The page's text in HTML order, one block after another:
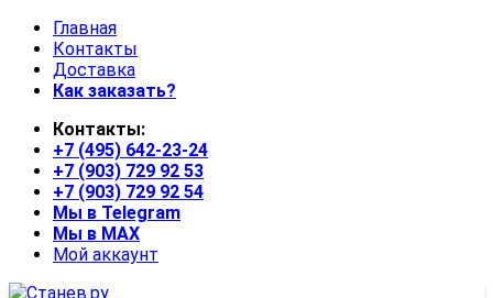
Skip
navigation
Skip
content
Главная
Контакты
Доставка
Как заказать?
Контакты:
+7 (495) 642-23-24
+7 (903) 729 92 53
+7 (903) 729 92 54
Мы в Telegram
Мы в MAX
Мой аккаунт